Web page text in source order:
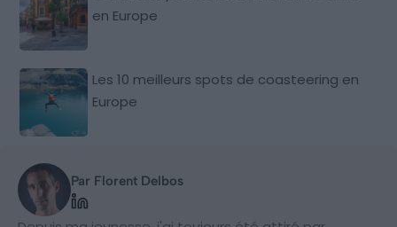
en Europe
Les 10 meilleurs spots de coasteering en
Europe
Par Florent Delbos